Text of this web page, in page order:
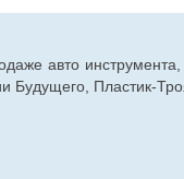
авто
Будущего, Пластик-